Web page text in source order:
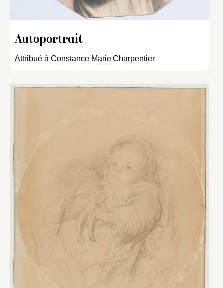
Autoportrait
Attribué à Constance Marie Charpentier